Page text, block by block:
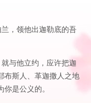
，领他出迦勒底的吾
与他立约，应许把迦
布斯人、革迦撒人之地
是公义的。